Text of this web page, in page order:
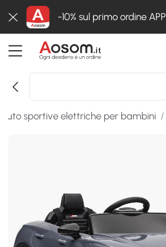
-10% sul primo ordine APP
Auto sportive elettriche per bambini /